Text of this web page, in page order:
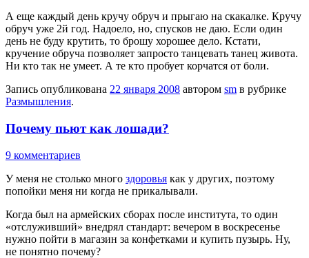
А еще каждый день кручу обруч и прыгаю на скакалке. Кручу
обруч уже 2й год. Надоело, но, спусков не даю. Если один
день не буду крутить, то брошу хорошее дело. Кстати,
кручение обруча позволяет запросто танцевать танец живота.
Ни кто так не умеет. А те кто пробует корчатся от боли.
Запись опубликована 22 января 2008 автором sm в рубрике
Размышления.
Почему пьют как лошади?
9 комментариев
У меня не столько много здоровья как у других, поэтому
попойки меня ни когда не прикалывали.
Когда был на армейских сборах после института, то один
«отслуживший» внедрял стандарт: вечером в воскресенье
нужно пойти в магазин за конфетками и купить пузырь. Ну,
не понятно почему?